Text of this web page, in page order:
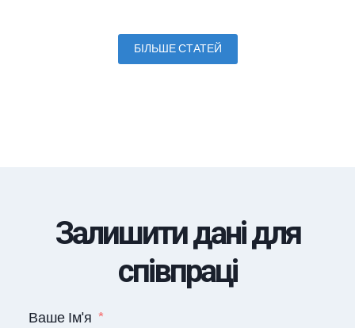
БІЛЬШЕ СТАТЕЙ
Залишити дані для
співпраці
Ваше Ім'я